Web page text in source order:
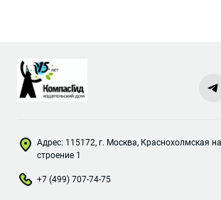
Адрес: 115172, г. Москва, Краснохолмская
строение 1
+7 (499) 707-74-75